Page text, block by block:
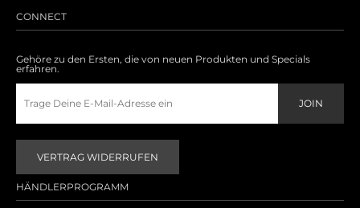
CONNECT
Gehöre zu den Ersten, die von neuen Produkten und Specials
erfahren.
VERTRAG WIDERRUFEN
HÄNDLERPROGRAMM